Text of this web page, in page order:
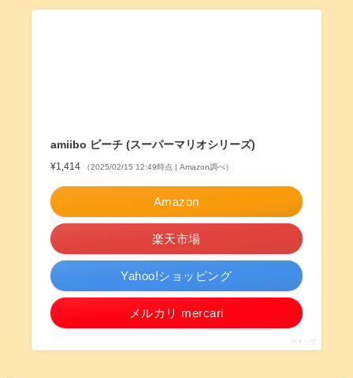
amiibo ピーチ (スーパーマリオシリーズ)
¥1,414 （2025/02/15 12:49時点 | Amazon調べ）
Amazon
楽天市場
Yahoo!ショッピング
メルカリ mercari
ポチップ